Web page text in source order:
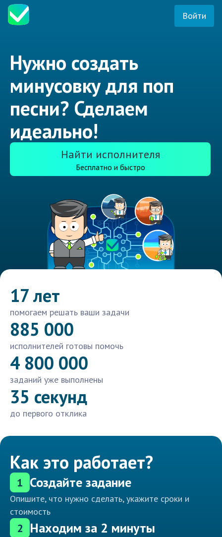
Войти
Нужно создать
минусовку для поп
песни? Сделаем
идеально!
Найти исполнителя
Бесплатно и быстро
17 лет
помогаем решать ваши задачи
885 000
исполнителей готовы помочь
4 800 000
заданий уже выполнены
35 секунд
до первого отклика
Как это работает?
1 Создайте задание
Опишите, что нужно сделать, укажите сроки и
стоимость
2 Находим за 2 минуты